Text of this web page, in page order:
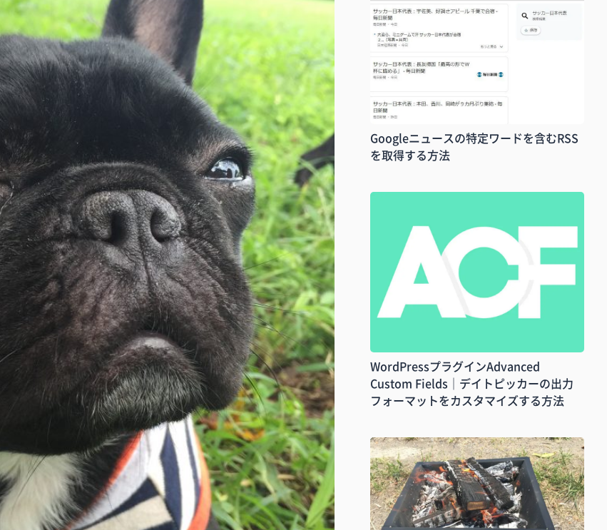
Googleニュースの特定ワードを含むRSS
を取得する方法
WordPressプラグインAdvanced
Custom Fields｜デイトピッカーの出力
フォーマットをカスタマイズする方法